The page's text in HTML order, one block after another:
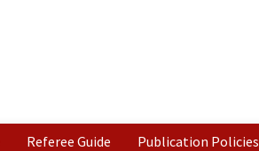
Referee Guide Publication Policies